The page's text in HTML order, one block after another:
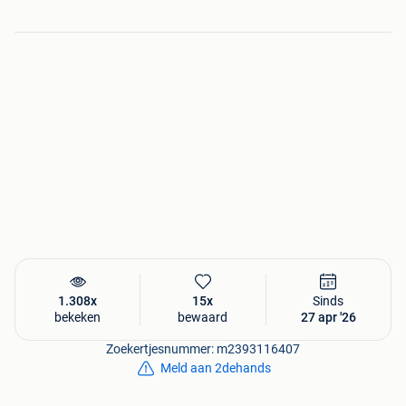
-Set 2x stofkap rubbers origineel bij MK5/MK6/M5G/M3D
10 euro.
Zie ook onze andere advertenties.
Al onze platenspelers worden geleverd met alle lampen en
faders en potmeters in 100% top conditie en zijn
1.308x
bekeken
15x
bewaard
Sinds
27 apr '26
Zoekertjesnummer: m2393116407
Meld aan 2dehands